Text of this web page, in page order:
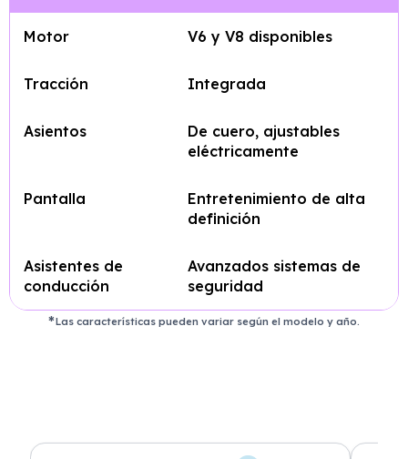
Motor V6 y V8 disponibles
Tracción Integrada
Asientos
De cuero, ajustables
eléctricamente
Pantalla
Entretenimiento de alta
definición
Asistentes de
conducción
Avanzados sistemas de
seguridad
Las características pueden variar según el modelo y año.